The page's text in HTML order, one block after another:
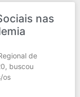
nas
de
buscou
os